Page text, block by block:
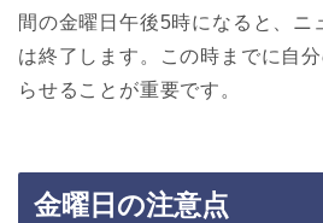
間の金曜日午後5時になると、ニ
は終了します。この時までに自
らせることが重要です。
金曜日の注意点